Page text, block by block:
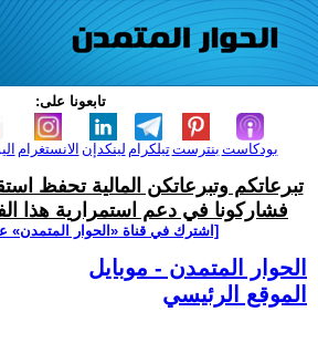
تابعونا على:
الانستغرام لينكدإن تيلكرامبنترست بودكاست
تبرعاتكم وتبرعاتكن المالية تحفظ
فشاركونا في دعم استمرارية هذا
[اشترك في قناة ‫«الحوار المتمدن»
الحوار المتمدن - موبايل
الموقع الرئيسي